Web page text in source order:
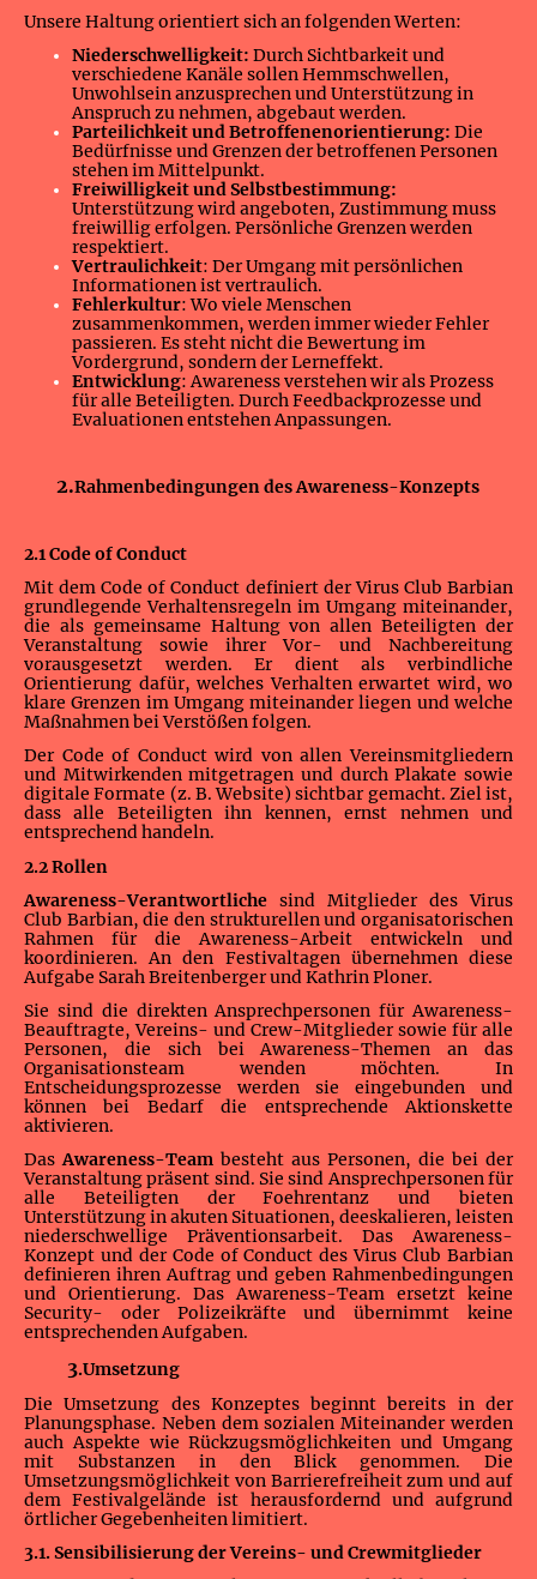
Unsere Haltung orientiert sich an folgenden Werten:
Niederschwelligkeit: Durch Sichtbarkeit und
verschiedene Kanäle sollen Hemmschwellen,
Unwohlsein anzusprechen und Unterstützung in
Anspruch zu nehmen, abgebaut werden.
Parteilichkeit und Betroffenenorientierung: Die
Bedürfnisse und Grenzen der betroffenen Personen
stehen im Mittelpunkt.
Freiwilligkeitund Selbstbestimmung:
Unterstützung wird angeboten, Zustimmung muss
freiwillig erfolgen. Persönliche Grenzen werden
respektiert.
Vertraulichkeit: Der Umgang mit persönlichen
Informationen ist vertraulich.
Fehlerkultur: Wo viele Menschen
zusammenkommen, werden immer wieder Fehler
passieren. Es steht nicht die Bewertung im
Vordergrund, sondern der Lerneffekt.
Entwicklung: Awareness verstehen wir als Prozess
für alle Beteiligten. Durch Feedbackprozesse und
Evaluationen entstehen Anpassungen.
2.Rahmenbedingungen des Awareness-Konzepts
2.1 Code of Conduct
Mit dem Code of Conduct definiert der Virus Club Barbian
grundlegende Verhaltensregeln im Umgang miteinander,
die als gemeinsame Haltung von allen Beteiligten der
Veranstaltung sowie ihrer Vor- und Nachbereitung
vorausgesetzt werden. Er dient als verbindliche
Orientierung dafür, welches Verhalten erwartet wird, wo
klare Grenzen im Umgang miteinander liegen und welche
Maßnahmen bei Verstößen folgen.
Der Code of Conduct wird von allen Vereinsmitgliedern
und Mitwirkenden mitgetragen und durch Plakate sowie
digitale Formate (z. B. Website) sichtbar gemacht. Ziel ist,
dass alle Beteiligten ihn kennen, ernst nehmen und
entsprechend handeln.
2.2 Rollen
Awareness-Verantwortliche sind Mitglieder des Virus
Club Barbian, die den strukturellen und organisatorischen
Rahmen für die Awareness-Arbeit entwickeln und
koordinieren. An den Festivaltagen übernehmen diese
Aufgabe Sarah Breitenberger und Kathrin Ploner.
Sie sind die direkten Ansprechpersonen für Awareness-
Beauftragte, Vereins- und Crew-Mitglieder sowie für alle
Personen, die sich bei Awareness-Themen an das
Organisationsteam wenden möchten. In
Entscheidungsprozesse werden sie eingebunden und
können bei Bedarf die entsprechende Aktionskette
aktivieren.
DasAwareness-Team besteht aus Personen, die bei der
Veranstaltung präsent sind. Sie sind Ansprechpersonen für
alle Beteiligten der Foehrentanz und bieten
Unterstützung in akuten Situationen, deeskalieren, leisten
niederschwellige Präventionsarbeit. Das Awareness-
Konzept und der Code of Conduct des Virus Club Barbian
definieren ihren Auftrag und geben Rahmenbedingungen
und Orientierung. Das Awareness-Team ersetzt keine
Security- oder Polizeikräfte und übernimmt keine
entsprechenden Aufgaben.
3.Umsetzung
Die Umsetzung des Konzeptes beginnt bereits in der
Planungsphase. Neben dem sozialen Miteinander werden
auch Aspekte wie Rückzugsmöglichkeiten und Umgang
mit Substanzen in den Blick genommen. Die
Umsetzungsmöglichkeit von Barrierefreiheit zum und auf
dem Festivalgelände ist herausfordernd und aufgrund
örtlicher Gegebenheiten limitiert.
3.1. Sensibilisierung der Vereins- und Crewmitglieder